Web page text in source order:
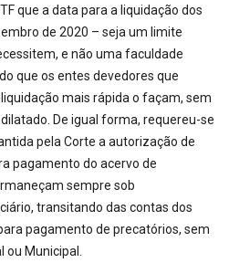
que a data para a liquidação dos
de 2020 – seja um limite
e não uma faculdade
que os entes devedores que
mais rápida o façam, sem
De igual forma, requereu-se
pela Corte a autorização de
pagamento do acervo de
sempre sob
transitando das contas dos
pagamento de precatórios, sem
Municipal.